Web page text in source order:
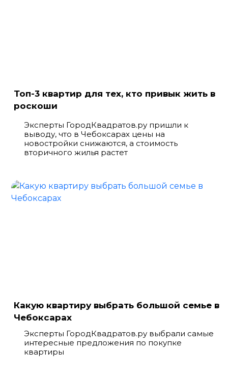
Топ-3 квартир для тех, кто привык жить в
роскоши
Эксперты ГородКвадратов.ру пришли к
выводу, что в Чебоксарах цены на
новостройки снижаются, а стоимость
вторичного жилья растет
Какую квартиру выбрать большой семье в
Чебоксарах
Эксперты ГородКвадратов.ру выбрали самые
интересные предложения по покупке
квартиры